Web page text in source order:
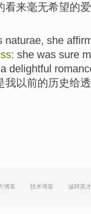
看来毫无希望的
naturae, she
: she was sure
a delightful
我以前的历史给
博客 技术博客 诚聘英才